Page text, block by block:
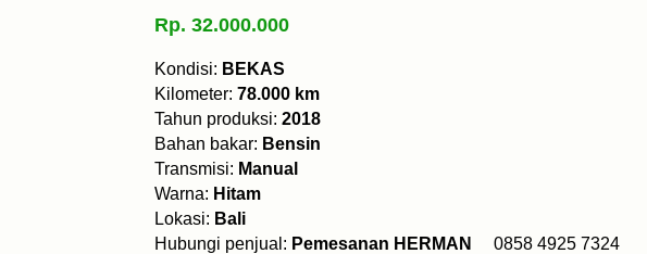
Rp. 32.000.000
Kondisi: BEKAS
Kilometer: 78.000 km
Tahun produksi: 2018
Bahan bakar: Bensin
Transmisi: Manual
Warna: Hitam
Lokasi: Bali
Hubungi penjual: Pemesanan HERMAN 0858 4925